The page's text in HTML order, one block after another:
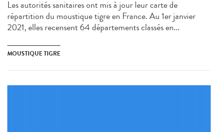
Les autorités sanitaires ont mis à jour leur carte de
répartition du moustique tigre en France. Au 1er janvier
2021, elles recensent 64 départements classés en...
MOUSTIQUE TIGRE